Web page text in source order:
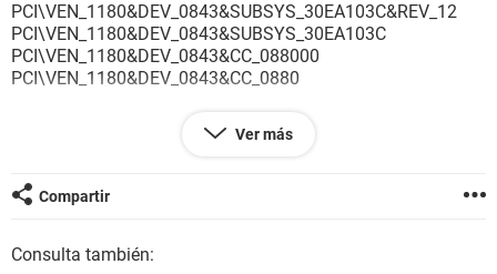
PCI\VEN_1180&DEV_0843&SUBSYS_30EA103C&REV_12
PCI\VEN_1180&DEV_0843&SUBSYS_30EA103C
PCI\VEN_1180&DEV_0843&CC_088000
PCI\VEN_1180&DEV_0843&CC_0880
ALGUIEN ME PUEDE AYUDAR, TENGO EL SIGNO DE
ADMIRACION EN ESTOS DISPOSITIVOS. MI PC ES UNA
Ver más
Compartir
Consulta también: